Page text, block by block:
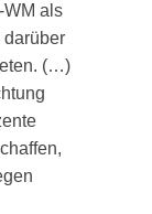
WM als
darüber
(…)